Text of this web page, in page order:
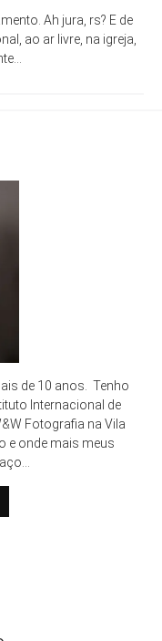
Ah jura, rs? E de
ao ar livre, na igreja,
de 10 anos. Tenho
Internacional de
Fotografia na Vila
e onde mais meus